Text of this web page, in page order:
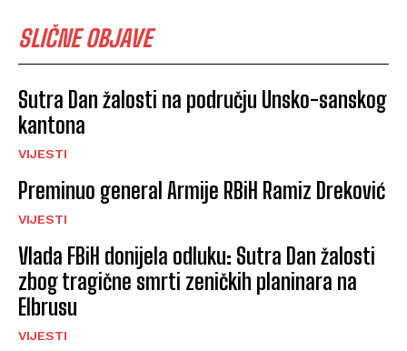
SLIČNE OBJAVE
Sutra Dan žalosti na području Unsko-sanskog
kantona
VIJESTI
Preminuo general Armije RBiH Ramiz Dreković
VIJESTI
Vlada FBiH donijela odluku: Sutra Dan žalosti
zbog tragične smrti zeničkih planinara na
Elbrusu
VIJESTI